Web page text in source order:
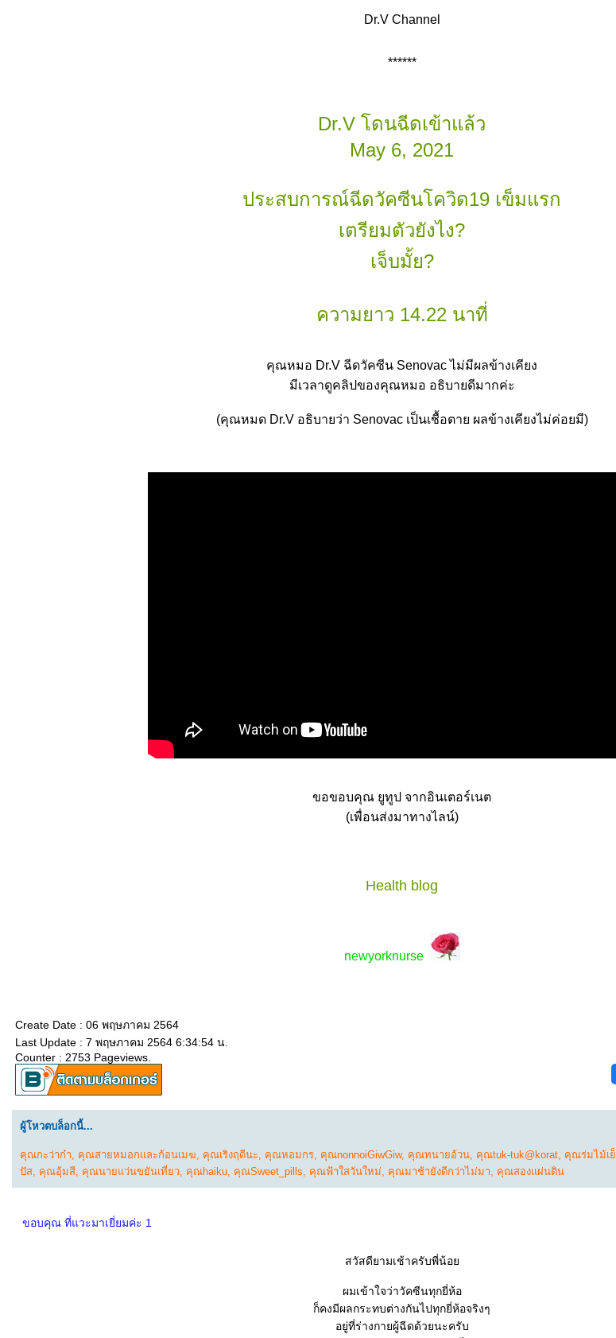
Dr.V Channel
******
Dr.V โดนฉีดเข้าแล้ว
May 6, 2021
ประสบการณ์ฉีดวัคซีนโควิด19 เข็มแรก
เตรียมตัวยังไง?
เจ็บมั้ย?
ความยาว 14.22 นาที่
คุณหมอ Dr.V ฉีดวัคซีน Senovac ไม่มีผลข้างเคียง
มีเวลาดูคลิปของคุณหมอ อธิบายดีมากค่ะ
(คุณหมด Dr.V อธิบายว่า Senovac เป็นเชื้อตาย ผลข้างเคียงไม่ค่อยมี)
ขอขอบคุณ ยูทูป จากอินเตอร์เนต
(เพื่อนส่งมาทางไลน์)
Health blog
newyorknurse
Create Date : 06 พฤษภาคม 2564
Last Update : 7 พฤษภาคม 2564 6:34:54 น.
Counter : 2753 Pageviews.
ผู้โหวตบล็อกนี้...
คุณกะว่าก๋า, คุณสายหมอกและก้อนเมฆ, คุณเริงฤดีนะ, คุณหอมกร, คุณnonnoiGiwGiw, คุณทนายอ้วน, คุณtuk-tuk@korat, คุณร่มไม้เ
ปัส, คุณอุ้มสี, คุณนายแว่นขยันเที่ยว, คุณhaiku, คุณSweet_pills, คุณฟ้าใสวันใหม่, คุณมาช้ายังดีกว่าไม่มา, คุณสองแผ่นดิน
ขอบคุณ ที่แวะมาเยี่ยมค่ะ 1
สวัสดียามเช้าครับพี่น้อ
ผมเข้าใจว่าวัคซีนทุกยี่ห้อ
ก็คงมีผลกระทบต่างกันไปทุกยี่ห้อจริงๆ
อยู่ที่ร่างกายผู้ฉีดด้วยนะครับ